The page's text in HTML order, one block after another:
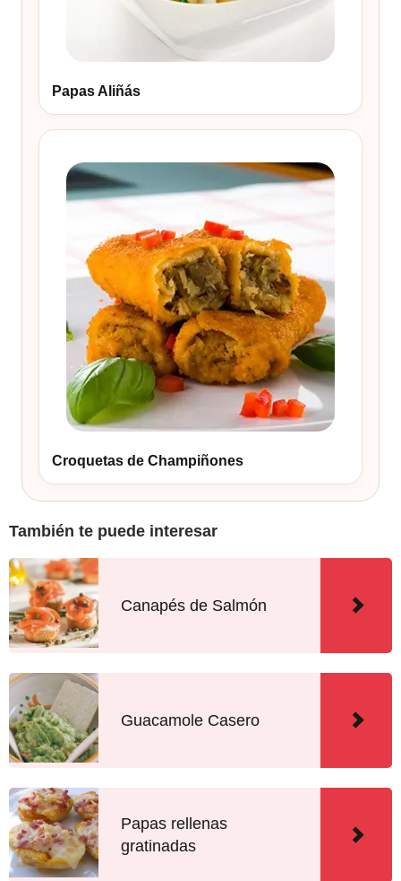
Papas Aliñás
Croquetas de Champiñones
También te puede interesar
Canapés de Salmón
Guacamole Casero
Papas rellenas
gratinadas